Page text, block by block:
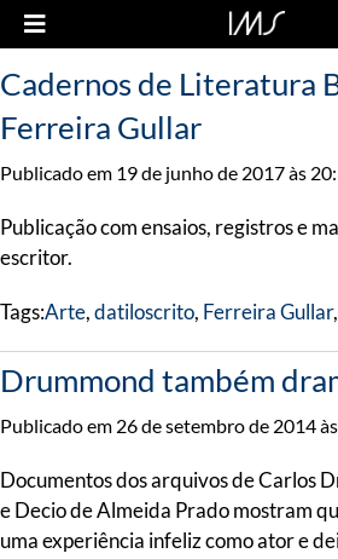
Cadernos de Literatura
Ferreira Gullar
Publicado em 19 de junho de 2017 às
Publicação com ensaios, registros e
escritor.
Tags:Arte,datiloscrito, Ferreira Gullar,
Drummond também
Publicado em 26 de setembro de 2014
Documentos dos arquivos de Carlos
e Decio de Almeida Prado mostram
uma experiência infeliz como ator e